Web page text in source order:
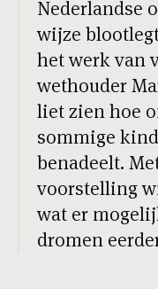
Nederlandse
wijze
het werk van
wethouder
liet zien hoe
sommige
benadeelt.
voorstelling
wat er
dromen